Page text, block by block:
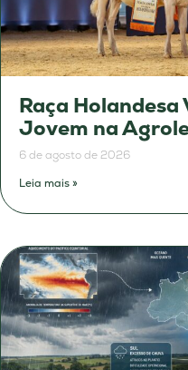
Raça
Jovem na
6 de agosto de 2026
Leia mais »